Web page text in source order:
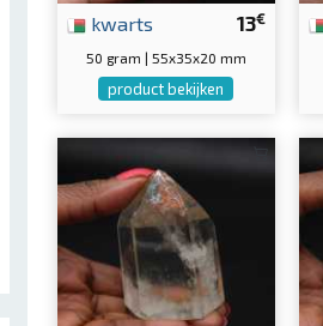
13€
kwarts
50 gram | 55x35x20 mm
product bekijken